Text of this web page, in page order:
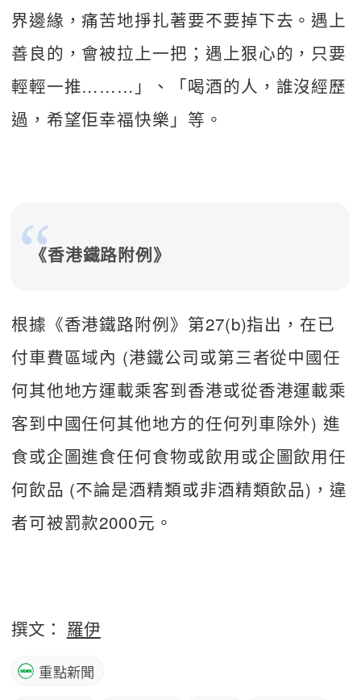
界邊緣，痛苦地掙扎著要不要掉下去。遇上
善良的，會被拉上一把；遇上狠心的，只要
輕輕一推………」、「喝酒的人，誰沒經歷
過，希望佢幸福快樂」等。
《香港鐵路附例》
根據《香港鐵路附例》第27(b)指出，在已
付車費區域內 (港鐵公司或第三者從中國任
何其他地方運載乘客到香港或從香港運載乘
客到中國任何其他地方的任何列車除外) 進
食或企圖進食任何食物或飲用或企圖飲用任
何飲品 (不論是酒精類或非酒精類飲品)，違
者可被罰款2000元。
撰文： 羅伊
重點新聞